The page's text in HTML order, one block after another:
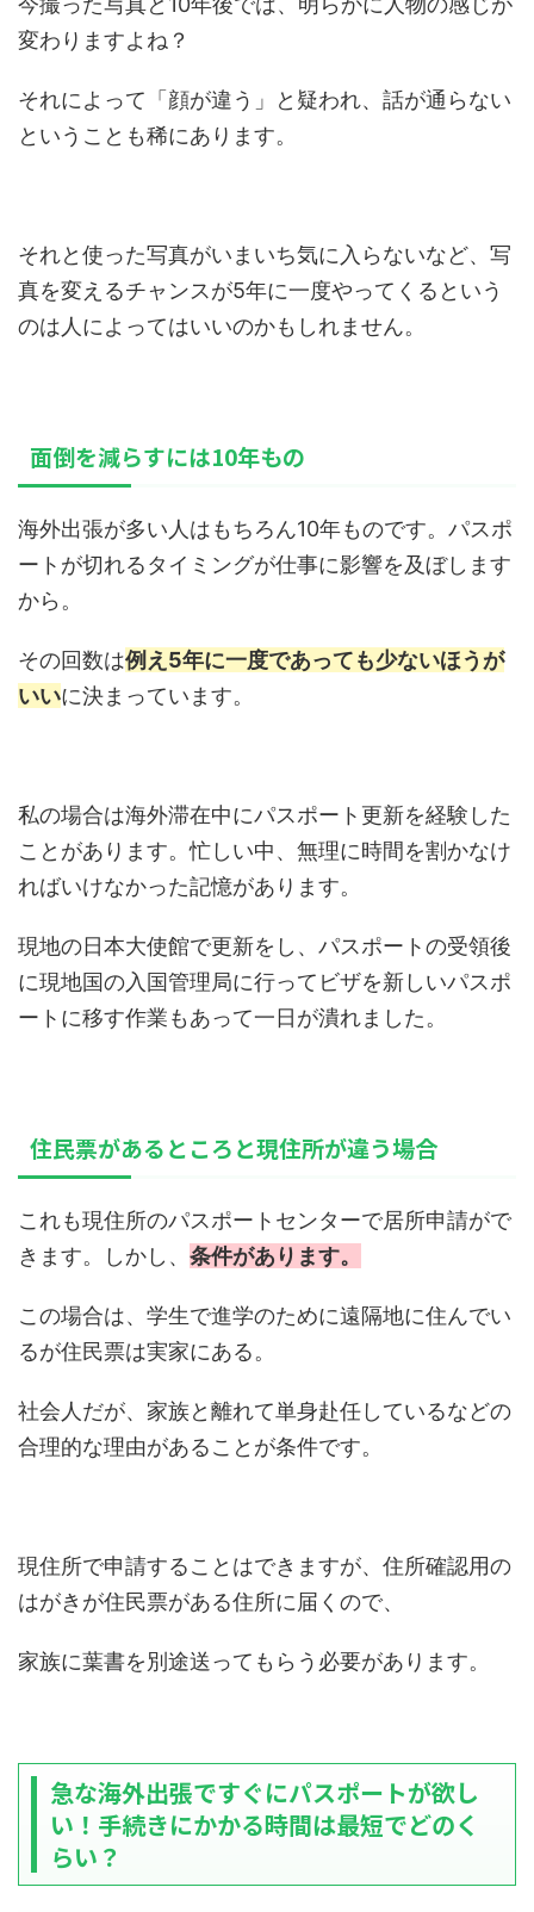
変わりますよね？
それによって「顔が違う」と疑われ、話が通らない
ということも稀にあります。
それと使った写真がいまいち気に入らないなど、写
真を変えるチャンスが5年に一度やってくるという
のは人によってはいいのかもしれません。
面倒を減らすには10年もの
海外出張が多い人はもちろん10年ものです。パスポ
ートが切れるタイミングが仕事に影響を及ぼします
から。
その回数は例え5年に一度であっても少ないほうが
いいに決まっています。
私の場合は海外滞在中にパスポート更新を経験した
ことがあります。忙しい中、無理に時間を割かなけ
ればいけなかった記憶があります。
現地の日本大使館で更新をし、パスポートの受領後
に現地国の入国管理局に行ってビザを新しいパスポ
ートに移す作業もあって一日が潰れました。
住民票があるところと現住所が違う場合
これも現住所のパスポートセンターで居所申請がで
きます。しかし、 条件があります。
この場合は、学生で進学のために遠隔地に住んでい
るが住民票は実家にある。
社会人だが、家族と離れて単身赴任しているなどの
合理的な理由があることが条件です。
現住所で申請することはできますが、住所確認用の
はがきが住民票がある住所に届くので、
家族に葉書を別途送ってもらう必要があります。
急な海外出張ですぐにパスポートが欲し
い！手続きにかかる時間は最短でどのく
らい？